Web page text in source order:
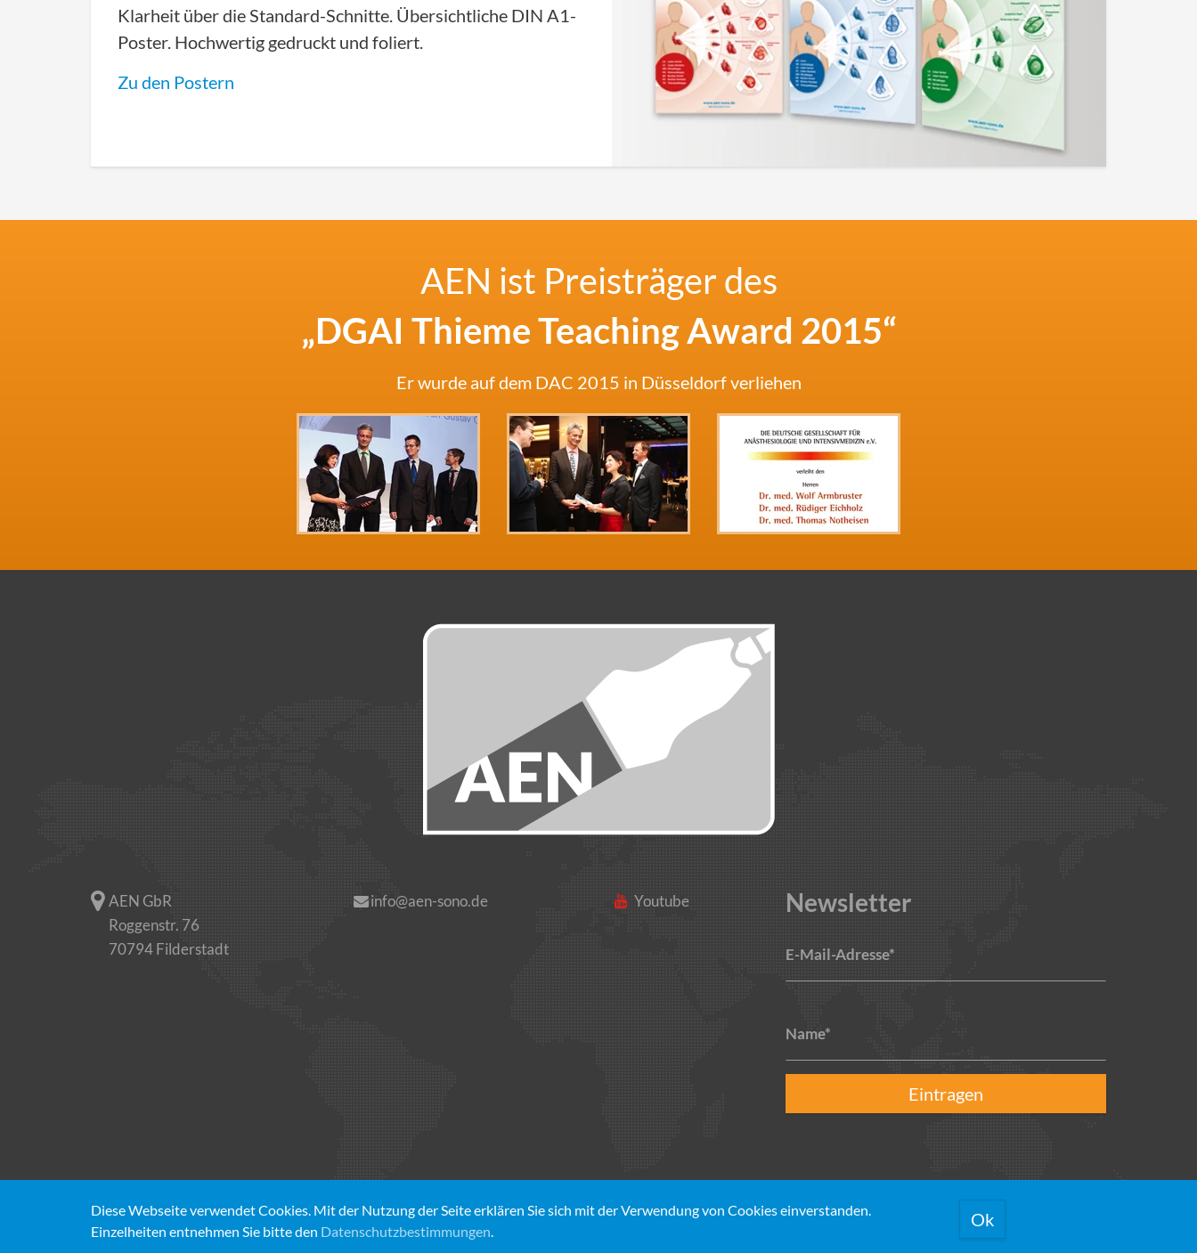
Klarheit über die Standard-Schnitte. Übersichtliche DIN A1-
Poster. Hochwertig gedruckt und foliert.
Zu den Postern
AEN ist Preisträger des
„DGAI Thieme Teaching Award 2015“
Er wurde auf dem DAC 2015 in Düsseldorf verliehen
AEN GbR
Roggenstr. 76
70794 Filderstadt
info@aen-sono.de Youtube Newsletter
E-Mail-Adresse*
Name*
Eintragen
© 2026 Armbruster | Eichholz | Notheisen Kontakt Impressum Datenschutz Widerrufsbelehrung AGB Versandkosten
Diese Webseite verwendet Cookies. Mit der Nutzung der Seite erklären Sie sich mit der Verwendung von Cookies einverstanden.
Einzelheiten entnehmen Sie bitte den Datenschutzbestimmungen.
Ok